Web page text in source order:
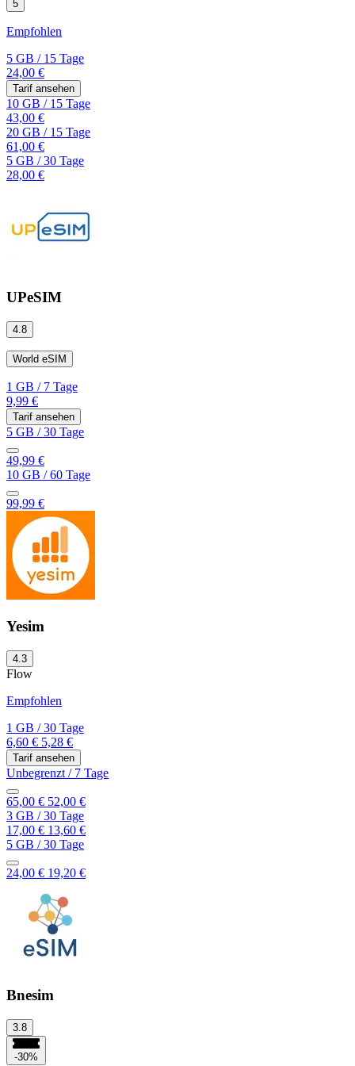
5
Empfohlen
5 GB /15 Tage
24,00 €
Tarif ansehen
10 GB /15 Tage
43,00 €
20 GB /15 Tage
61,00 €
5 GB /30 Tage
28,00 €
UPeSIM
4.8
World eSIM
1 GB /7 Tage
9,99 €
Tarif ansehen
5 GB /30 Tage
49,99 €
10 GB /60 Tage
99,99 €
Yesim
4.3
Flow
Empfohlen
1 GB /30 Tage
6,60 € 5,28 €
Tarif ansehen
Unbegrenzt /7 Tage
65,00 € 52,00 €
3 GB /30 Tage
17,00 € 13,60 €
5 GB /30 Tage
24,00 € 19,20 €
Bnesim
3.8
-30%